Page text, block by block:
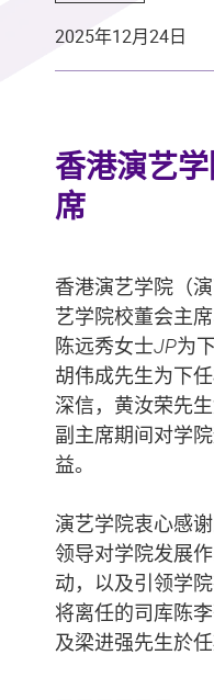
2025年12月24日
香港演艺
席
香港演艺学院（
艺学院校董会主
陈远秀女士JP为
胡伟成先生为下
深信，黄汝荣先
副主席期间对学
益。
演艺学院衷心感
领导对学院发展
动，以及引领学
将离任的司库陈
及梁进强先生於
香港演艺学院